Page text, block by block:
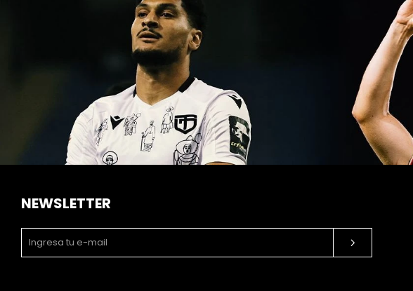
NEWSLETTER